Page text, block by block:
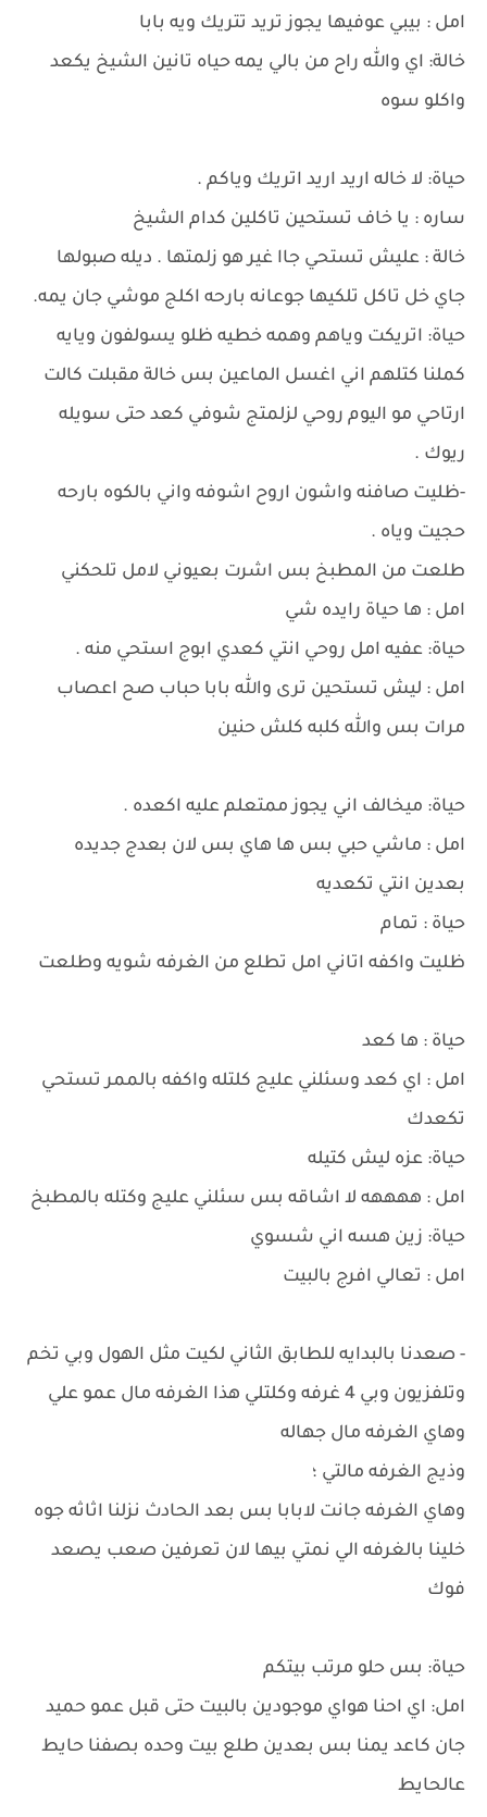
امل : بيبي عوفيها يجوز تريد تتريك ويه بابا
خالة: اي والله راح من بالي يمه حياه تانين الشيخ يكعد
واكلو سوه
حياة: لا خاله اريد اريد اتريك وياكم .
ساره : يا خاف تستحين تاكلين كدام الشيخ
خالة : عليش تستحي جاا غير هو زلمتها . ديله صبولها
جاي خل تاكل تلكيها جوعانه بارحه اكلج موشي جان يمه.
حياة: اتريكت وياهم وهمه خطيه ظلو يسولفون ويايه
كملنا كتلهم اني اغسل الماعين بس خالة مقبلت كالت
ارتاحي مو اليوم روحي لزلمتج شوفي كعد حتى سويله
ريوك .
-ظليت صافنه واشون اروح اشوفه واني بالكوه بارحه
حجيت وياه .
طلعت من المطبخ بس اشرت بعيوني لامل تلحكني
امل : ها حياة رايده شي
حياة: عفيه امل روحي انتي كعدي ابوج استحي منه .
امل : ليش تستحين ترى والله بابا حباب صح اعصاب
مرات بس والله كلبه كلش حنين
حياة: ميخالف اني يجوز ممتعلم عليه اكعده .
امل : ماشي حبي بس ها هاي بس لان بعدج جديده
بعدين انتي تكعديه
حياة : تمام
ظليت واكفه اتاني امل تطلع من الغرفه شويه وطلعت
حياة : ها كعد
امل : اي كعد وسئلني عليج كلتله واكفه بالممر تستحي
تكعدك
حياة: عزه ليش كتيله
امل : ههههه لا اشاقه بس سئلني عليج وكتله بالمطبخ
حياة: زين هسه اني شسوي
امل : تعالي افرج بالبيت
- صعدنا بالبدايه للطابق الثاني لكيت مثل الهول وبي تخم
وتلفزيون وبي 4 غرفه وكلتلي هذا الغرفه مال عمو علي
وهاي الغرفه مال جهاله
وذيج الغرفه مالتي ؛
وهاي الغرفه جانت لابابا بس بعد الحادث نزلنا اثاثه جوه
خلينا بالغرفه الي نمتي بيها لان تعرفين صعب يصعد
فوك
حياة: بس حلو مرتب بيتكم
امل: اي احنا هواي موجودين بالبيت حتى قبل عمو حميد
جان كاعد يمنا بس بعدين طلع بيت وحده بصفنا حايط
عالحايط